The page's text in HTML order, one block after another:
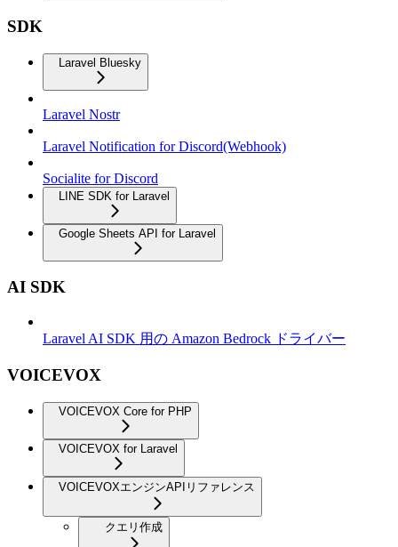
SDK
Laravel Bluesky
Laravel Nostr
Laravel Notification for Discord(Webhook)
Socialite for Discord
LINE SDK for Laravel
Google Sheets API for Laravel
AI SDK
Laravel AI SDK 用の Amazon Bedrock ドライバー
VOICEVOX
VOICEVOX Core for PHP
VOICEVOX for Laravel
VOICEVOXエンジンAPIリファレンス
クエリ作成